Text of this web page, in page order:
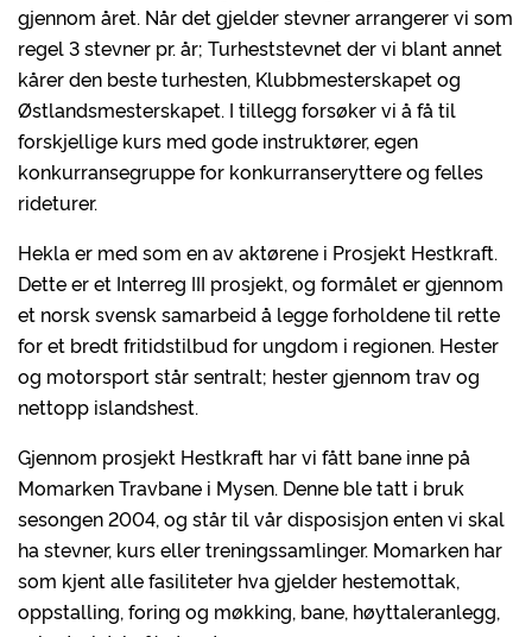
gjennom året. Når det gjelder stevner arrangerer vi som
regel 3 stevner pr. år; Turheststevnet der vi blant annet
kårer den beste turhesten, Klubbmesterskapet og
Østlandsmesterskapet. I tillegg forsøker vi å få til
forskjellige kurs med gode instruktører, egen
konkurransegruppe for konkurranseryttere og felles
rideturer.
Hekla er med som en av aktørene i Prosjekt Hestkraft.
Dette er et Interreg III prosjekt, og formålet er gjennom
et norsk svensk samarbeid å legge forholdene til rette
for et bredt fritidstilbud for ungdom i regionen. Hester
og motorsport står sentralt; hester gjennom trav og
nettopp islandshest.
Gjennom prosjekt Hestkraft har vi fått bane inne på
Momarken Travbane i Mysen. Denne ble tatt i bruk
sesongen 2004, og står til vår disposisjon enten vi skal
ha stevner, kurs eller treningssamlinger. Momarken har
som kjent alle fasiliteter hva gjelder hestemottak,
oppstalling, foring og møkking, bane, høyttaleranlegg,